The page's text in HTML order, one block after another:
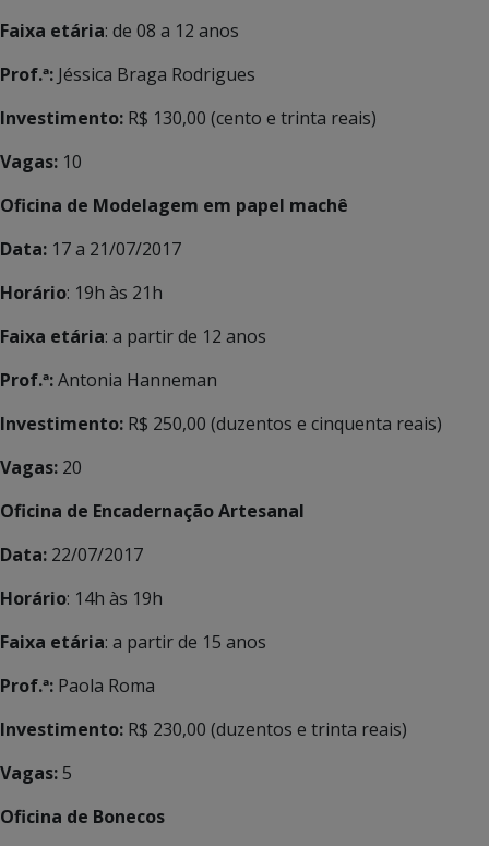
Faixa etária: de 08 a 12 anos
Prof.ª: Jéssica Braga Rodrigues
Investimento: R$ 130,00 (cento e trinta reais)
Vagas: 10
Oficina de Modelagem em papel machê
Data: 17 a 21/07/2017
Horário: 19h às 21h
Faixa etária: a partir de 12 anos
Prof.ª:Antonia Hanneman
Investimento: R$ 250,00 (duzentos e cinquenta reais)
Vagas: 20
Oficina de Encadernação Artesanal
Data: 22/07/2017
Horário: 14h às 19h
Faixa etária: a partir de 15 anos
Prof.ª: Paola Roma
Investimento: R$ 230,00 (duzentos e trinta reais)
Vagas:5
Oficina de Bonecos